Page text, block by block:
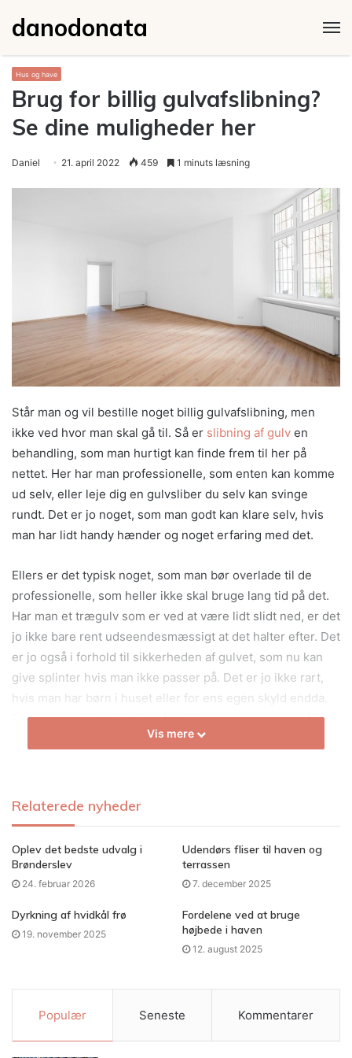
danodonata
Hus og have
Brug for billig gulvafslibning?
Se dine muligheder her
Daniel 21. april 2022 459 1 minuts læsning
Står man og vil bestille noget billig gulvafslibning, men
ikke ved hvor man skal gå til. Så er slibning af gulv en
behandling, som man hurtigt kan finde frem til her på
nettet. Her har man professionelle, som enten kan komme
ud selv, eller leje dig en gulvsliber du selv kan svinge
rundt. Det er jo noget, som man godt kan klare selv, hvis
man har lidt handy hænder og noget erfaring med det.
Ellers er det typisk noget, som man bør overlade til de
professionelle, som heller ikke skal bruge lang tid på det.
Har man et trægulv som er ved at være lidt slidt ned, er det
jo ikke bare rent udseendesmæssigt at det halter efter. Det
er jo også i forhold til sikkerheden af gulvet, som nu kan
give splinter hvis man ikke passer på. Det er jo ikke rart,
hvis man har børn i huset eller for ens egen skyld endda.
Det er noget, som man også bør være opmærksom på, da
Behold de gamle bordplader lidt
endnu
Vis mere
Relaterede nyheder
Oplev det bedste udvalg i
Brønderslev
24. februar 2026
Udendørs fliser til haven og
terrassen
7. december 2025
Dyrkning af hvidkål frø
19. november 2025
Fordelene ved at bruge
højbede i haven
12. august 2025
Populær Seneste Kommentarer